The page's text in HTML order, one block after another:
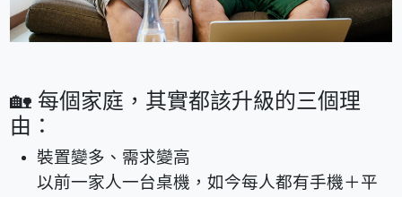
🏡 每個家庭，其實都該升級的三個理
由：
裝置變多、需求變高
以前一家人一台桌機，如今每人都有手機＋平